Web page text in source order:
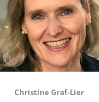
Christine Graf-Lier